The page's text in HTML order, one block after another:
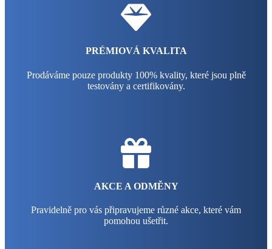
PRÉMIOVÁ KVALITA
Prodáváme pouze produkty 100% kvality, které jsou plně
testovány a certifikovány.
AKCE A ODMĚNY
Pravidelně pro vás připravujeme různé akce, které vám
pomohou ušetřit.